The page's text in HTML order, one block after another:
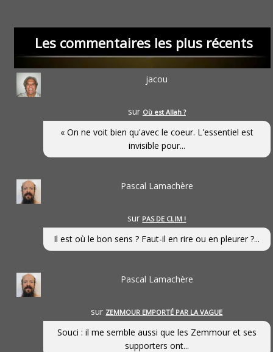
Les commentaires les plus récents
jacou
sur Où est Allah ?
« On ne voit bien qu'avec le coeur. L'essentiel est
invisible pour...
Pascal Lamachère
sur PAS DE CLIM !
Il est où le bon sens ? Faut-il en rire ou en pleurer ?...
Pascal Lamachère
sur ZEMMOUR EMPORTÉ PAR LA VAGUE
Souci : il me semble aussi que les Zemmour et ses
supporters ont...